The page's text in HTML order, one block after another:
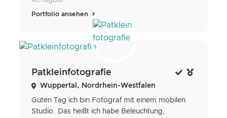
Portfolio ansehen
Patkleinfotografie
Wuppertal, Nordrhein-Westfalen
Guten Tag ich bin Fotograf mit einem mobilen
Studio. Das heißt ich habe Beleuchtung,